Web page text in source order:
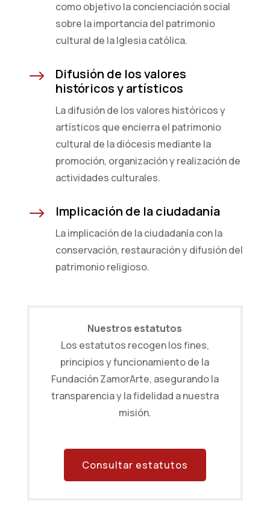
como objetivo la concienciación social
sobre la importancia del patrimonio
cultural de la Iglesia católica.
$
Difusión de los valores
históricos y artísticos
La difusión de los valores históricos y
artísticos que encierra el patrimonio
cultural de la diócesis mediante la
promoción, organización y realización de
actividades culturales.
$ Implicación de la ciudadanía
La implicación de la ciudadanía con la
conservación, restauración y difusión del
patrimonio religioso.
Nuestros estatutos
Los estatutos recogen los fines,
principios y funcionamiento de la
Fundación ZamorArte, asegurando la
transparencia y la fidelidad a nuestra
misión.
Consultar estatutos